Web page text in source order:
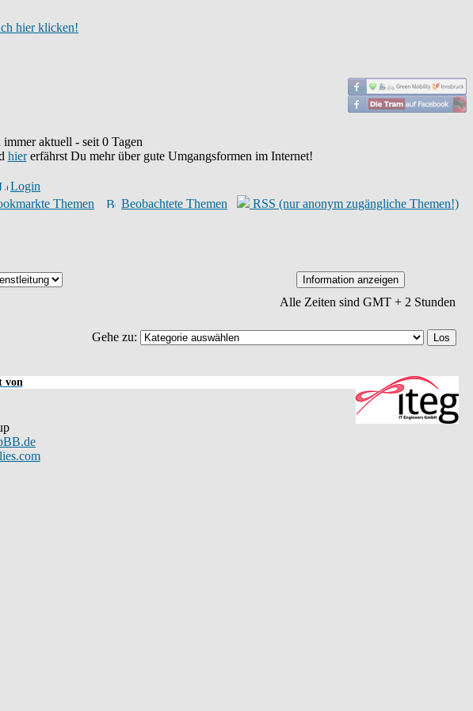
hier klicken!
aktuell - seit 0 Tagen
hiererfährst Du mehr über gute Umgangsformen im Internet!
Login
Themen
Beobachtete Themen RSS (nur anonym zugängliche Themen!)
Alle Zeiten sind GMT + 2 Stunden
Gehe zu:
von